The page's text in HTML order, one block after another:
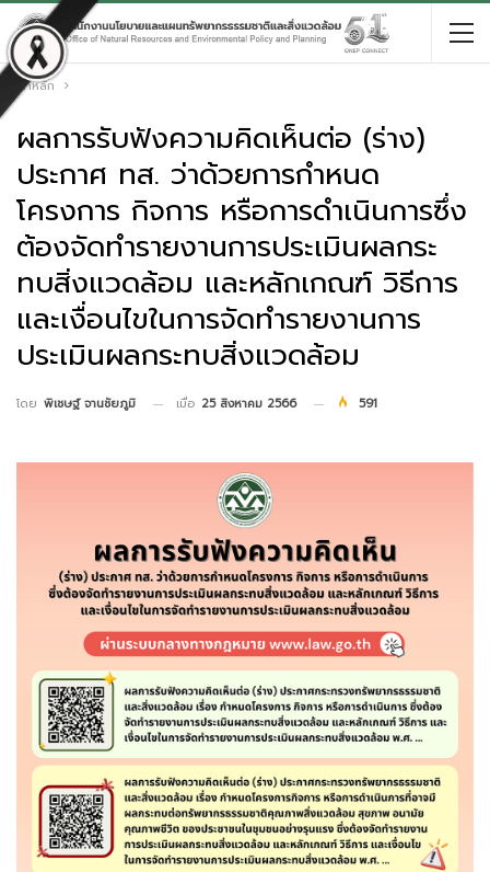
หน้าหลัก
ผลการรับฟังความคิดเห็นต่อ (ร่าง)
ประกาศ ทส. ว่าด้วยการกำหนด
โครงการ กิจการ หรือการดำเนินการซึ่ง
ต้องจัดทำรายงานการประเมินผลกระ
ทบสิ่งแวดล้อม และหลักเกณฑ์ วิธีการ
และเงื่อนไขในการจัดทำรายงานการ
ประเมินผลกระทบสิ่งแวดล้อม
โดย พิเชษฐ์ จานชัยภูมิ เมื่อ 25 สิงหาคม 2566 591